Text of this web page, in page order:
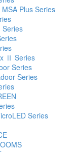
MSA Plus Series
Series
Ⅱ Series
Series
Series
Series